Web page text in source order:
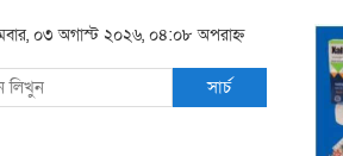
০৩ অগাস্ট ২০২৬, ০৪:০৮ অপরাহ্ন
সার্চ